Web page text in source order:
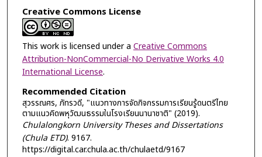
Creative Commons License
This work is licensed under a Creative Commons
Attribution-NonCommercial-No Derivative Works 4.0
International License.
Recommended Citation
สุวรรณศร, ภัทรวดี, "แนวทางการจัดกิจกรรมการเรียนรู้ดนตรีไทย
ตามแนวคิดพหุวัฒนธรรมในโรงเรียนนานาชาติ" (2019).
Chulalongkorn University Theses and Dissertations
(Chula ETD). 9167.
https://digital.car.chula.ac.th/chulaetd/9167